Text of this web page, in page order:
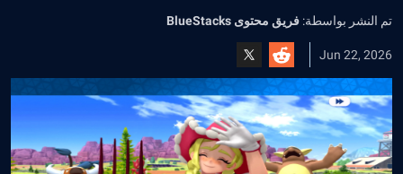
تم النشر بواسطة: فريق محتوى BlueStacks
Jun 22, 2026